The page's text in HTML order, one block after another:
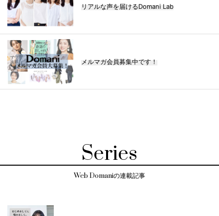
リアルな声を届けるDomani Lab
メルマガ会員募集中です！
Series
Web Domaniの連載記事